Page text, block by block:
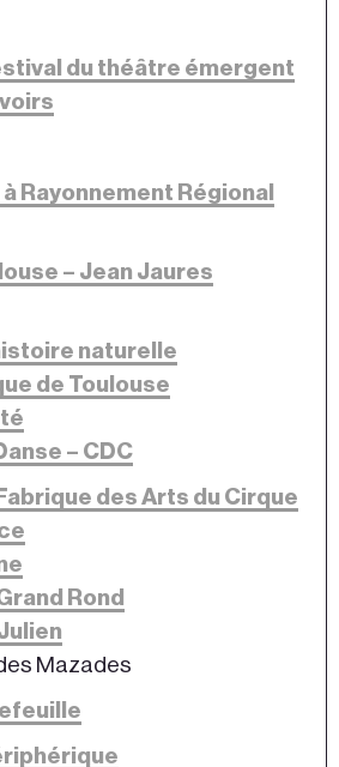
du théâtre émergent
Rayonnement Régional
– Jean Jaures
naturelle
de Toulouse
– CDC
des Arts du Cirque
Rond
Mazades